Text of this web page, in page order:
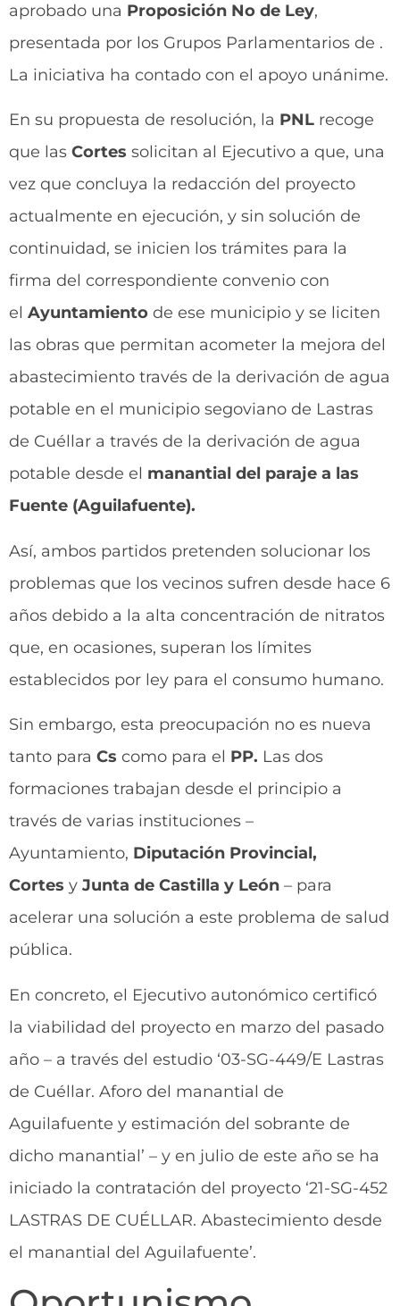
aprobado una Proposición No de Ley,
presentada por los Grupos Parlamentarios de .
La iniciativa ha contado con el apoyo unánime.
En su propuesta de resolución, la PNL recoge
que las Cortes solicitan al Ejecutivo a que, una
vez que concluya la redacción del proyecto
actualmente en ejecución, y sin solución de
continuidad, se inicien los trámites para la
firma del correspondiente convenio con
el Ayuntamiento de ese municipio y se liciten
las obras que permitan acometer la mejora del
abastecimiento través de la derivación de agua
potable en el municipio segoviano de Lastras
de Cuéllar a través de la derivación de agua
potable desde el manantial del paraje a las
Fuente (Aguilafuente).
Así, ambos partidos pretenden solucionar los
problemas que los vecinos sufren desde hace 6
años debido a la alta concentración de nitratos
que, en ocasiones, superan los límites
establecidos por ley para el consumo humano.
Sin embargo, esta preocupación no es nueva
tanto para Cs como para el PP. Las dos
formaciones trabajan desde el principio a
través de varias instituciones –
Ayuntamiento, Diputación Provincial,
Cortes y Junta de Castilla y León – para
acelerar una solución a este problema de salud
pública.
En concreto, el Ejecutivo autonómico certificó
la viabilidad del proyecto en marzo del pasado
año – a través del estudio ‘03-SG-449/E Lastras
de Cuéllar. Aforo del manantial de
Aguilafuente y estimación del sobrante de
dicho manantial’ – y en julio de este año se ha
iniciado la contratación del proyecto ‘21-SG-452
LASTRAS DE CUÉLLAR. Abastecimiento desde
el manantial del Aguilafuente’.